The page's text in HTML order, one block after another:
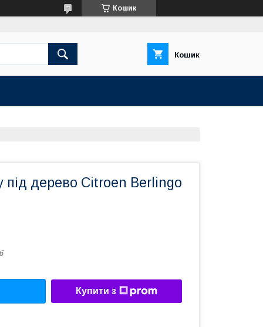
Кошик
Кошик
під дерево Citroen Berlingo
Купити з